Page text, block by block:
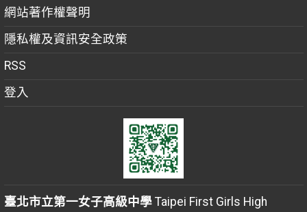
網站著作權聲明
隱私權及資訊安全政策
RSS
登入
臺北市立第一女子高級中學Taipei First Girls High